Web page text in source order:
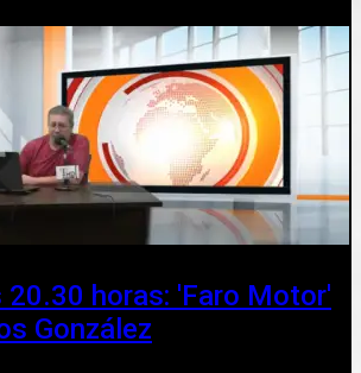
horas: 'Faro Motor'
González